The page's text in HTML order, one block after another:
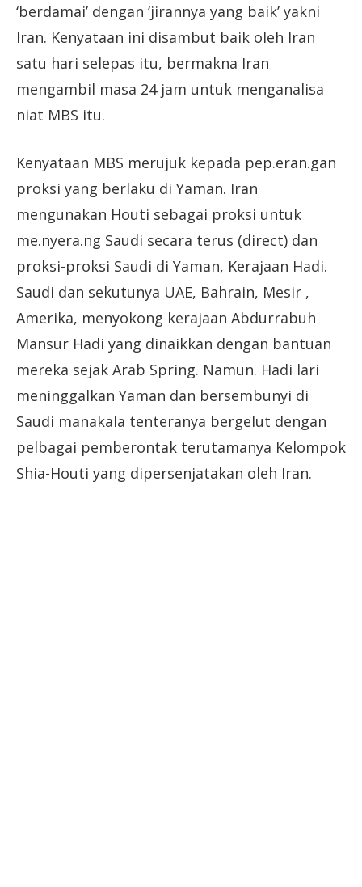
‘berdamai’ dengan ‘jirannya yang baik’ yakni
Iran. Kenyataan ini disambut baik oleh Iran
satu hari selepas itu, bermakna Iran
mengambil masa 24 jam untuk menganalisa
niat MBS itu.
Kenyataan MBS merujuk kepada pep.eran.gan
proksi yang berlaku di Yaman. Iran
mengunakan Houti sebagai proksi untuk
me.nyera.ng Saudi secara terus (direct) dan
proksi-proksi Saudi di Yaman, Kerajaan Hadi.
Saudi dan sekutunya UAE, Bahrain, Mesir ,
Amerika, menyokong kerajaan Abdurrabuh
Mansur Hadi yang dinaikkan dengan bantuan
mereka sejak Arab Spring. Namun. Hadi lari
meninggalkan Yaman dan bersembunyi di
Saudi manakala tenteranya bergelut dengan
pelbagai pemberontak terutamanya Kelompok
Shia-Houti yang dipersenjatakan oleh Iran.